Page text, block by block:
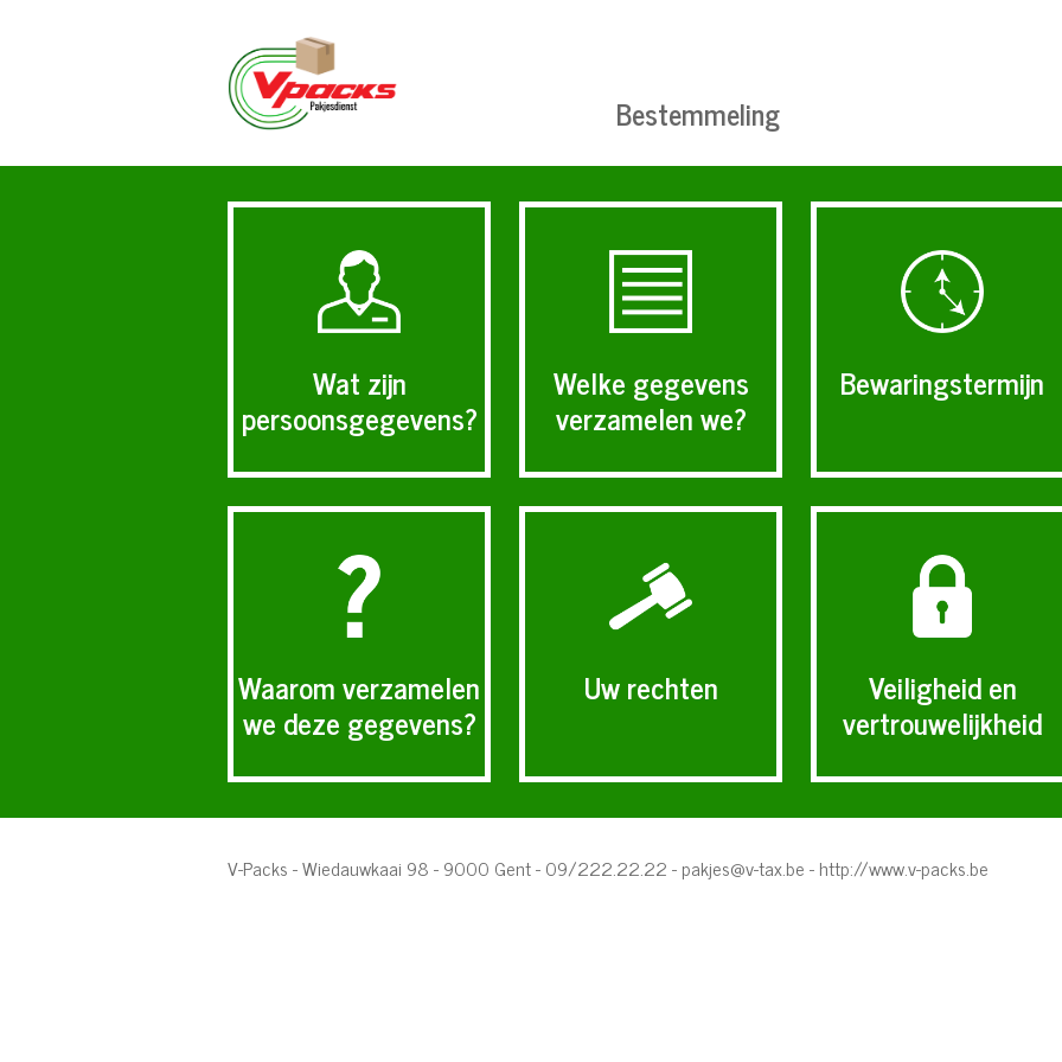
Bestemmeling
Wat zijn
persoonsgegevens?
Welke gegevens
verzamelen we?
Bewaringstermijn
Waarom verzamelen
we deze gegevens?
Uw rechten Veiligheid en
vertrouwelijkheid
V-Packs - Wiedauwkaai 98 - 9000 Gent - 09/222.22.22 -pakjes@v-tax.be-http://www.v-packs.be